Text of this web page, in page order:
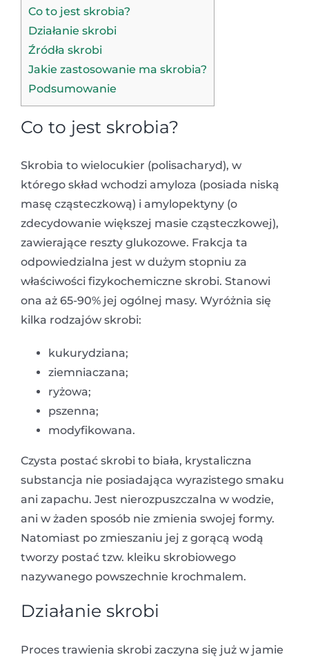
Co to jest skrobia?
Działanie skrobi
Źródła skrobi
Jakie zastosowanie ma skrobia?
Podsumowanie
Co to jest skrobia?
Skrobia to wielocukier (polisacharyd), w
którego skład wchodzi amyloza (posiada niską
masę cząsteczkową) i amylopektyny (o
zdecydowanie większej masie cząsteczkowej),
zawierające reszty glukozowe. Frakcja ta
odpowiedzialna jest w dużym stopniu za
właściwości fizykochemiczne skrobi. Stanowi
ona aż 65-90% jej ogólnej masy. Wyróżnia się
kilka rodzajów skrobi:
kukurydziana;
ziemniaczana;
ryżowa;
pszenna;
modyfikowana.
Czysta postać skrobi to biała, krystaliczna
substancja nie posiadająca wyrazistego smaku
ani zapachu. Jest nierozpuszczalna w wodzie,
ani w żaden sposób nie zmienia swojej formy.
Natomiast po zmieszaniu jej z gorącą wodą
tworzy postać tzw. kleiku skrobiowego
nazywanego powszechnie krochmalem.
Działanie skrobi
Proces trawienia skrobi zaczyna się już w jamie